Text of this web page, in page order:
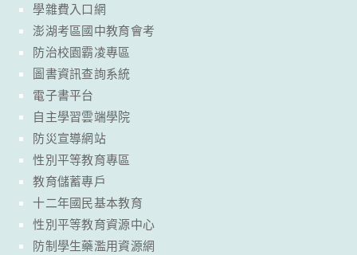
學雜費入口網
澎湖考區國中教育會考
防治校園霸凌專區
圖書資訊查詢系統
電子書平台
自主學習雲端學院
防災宣導網站
性別平等教育專區
教育儲蓄專戶
十二年國民基本教育
性別平等教育資源中心
防制學生藥濫用資源網